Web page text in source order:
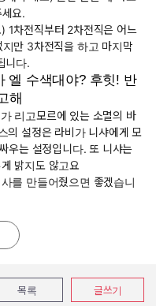
요.
1차전직부터 2차전직은 어느
만 3차전직을 하고 마지막
니다.
엘 수색대야? 후힛! 반
해
리고모르에 있는 소멸의 바
의 설정은 라비가 니샤에게 모
우는 설정입니다. 또 니샤는
밝지도 않고요
를 만들어줬으면 좋겠습니
:
목록 글쓰기